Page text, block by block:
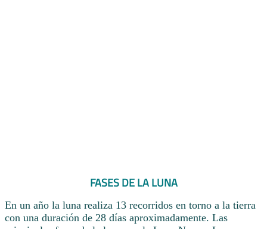
FASES DE LA LUNA
En un año la luna realiza 13 recorridos en torno a la tierra
con una duración de 28 días aproximadamente. Las